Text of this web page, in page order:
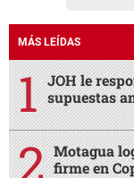
MÁS LEÍDAS
JOH le
supuestas
Motagua
firme en